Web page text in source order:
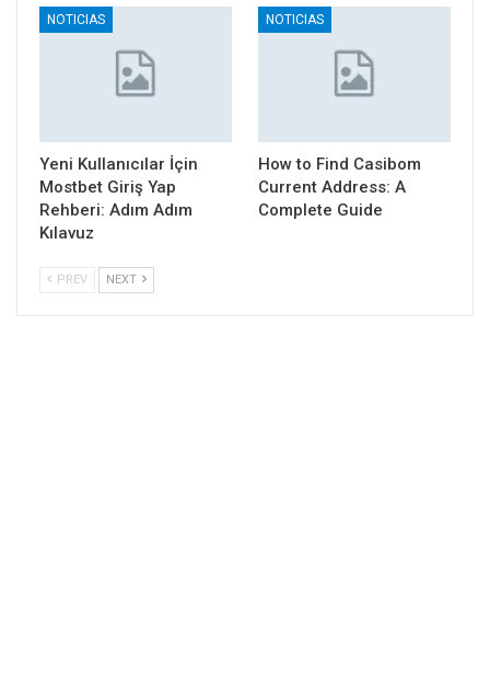
NOTICIAS
Yeni Kullanıcılar İçin
Mostbet Giriş Yap
Rehberi: Adım Adım
Kılavuz
NOTICIAS
How to Find Casibom
Current Address: A
Complete Guide
PREV NEXT